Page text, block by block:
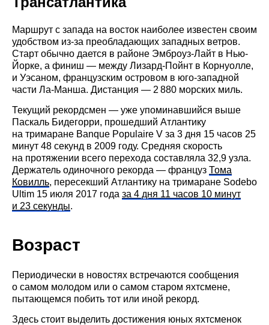
Маршрут с запада на восток наиболее известен своим
удобством из-за преобладающих западных ветров.
Старт обычно дается в районе Эмброуз-Лайт в Нью-
Йорке, а финиш — между Лизард-Пойнт в Корнуолле,
и Уэсаном, французским островом в юго-западной
части Ла-Манша. Дистанция — 2 880 морских миль.
Текущий рекордсмен — уже упоминавшийся выше
Паскаль Бидегорри, прошедший Атлантику
на тримаране Banque Populaire V за 3 дня 15 часов 25
минут 48 секунд в 2009 году. Средняя скорость
на протяжении всего перехода составляла 32,9 узла.
Держатель одиночного рекорда — француз Тома
Ковилль, пересекший Атлантику на тримаране Sodebo
Ultim 15 июля 2017 года за 4 дня 11 часов 10 минут
и 23 секунды.
Возраст
Периодически в новостях встречаются сообщения
о самом молодом или о самом старом яхтсмене,
пытающемся побить тот или иной рекорд.
Здесь стоит выделить достижения юных яхтсменок